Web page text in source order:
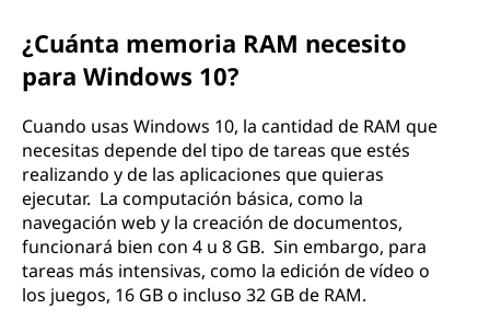
¿Cuánta memoria RAM necesito
para Windows 10?
Cuando usas Windows 10, la cantidad de RAM que
necesitas depende del tipo de tareas que estés
realizando y de las aplicaciones que quieras
ejecutar. La computación básica, como la
navegación web y la creación de documentos,
funcionará bien con 4 u 8 GB. Sin embargo, para
tareas más intensivas, como la edición de vídeo o
los juegos, 16 GB o incluso 32 GB de RAM.